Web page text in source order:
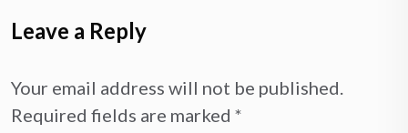
Leave a Reply
Your email address will not be published.
Required fields are marked *